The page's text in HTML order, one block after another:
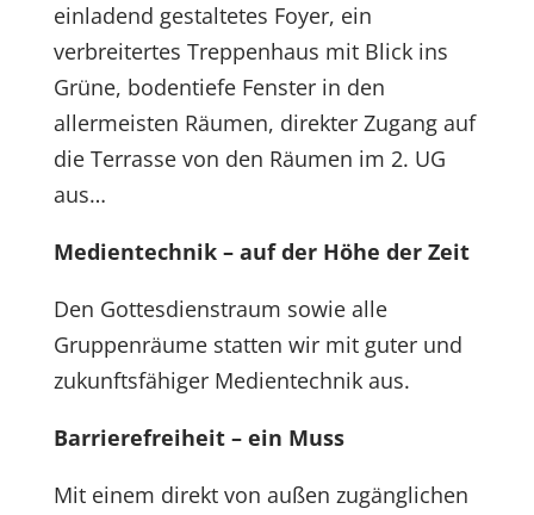
einladend gestaltetes Foyer, ein
verbreitertes Treppenhaus mit Blick ins
Grüne, bodentiefe Fenster in den
allermeisten Räumen, direkter Zugang auf
die Terrasse von den Räumen im 2. UG
aus…
Medientechnik – auf der Höhe der Zeit
Den Gottesdienstraum sowie alle
Gruppenräume statten wir mit guter und
zukunftsfähiger Medientechnik aus.
Barrierefreiheit – ein Muss
Mit einem direkt von außen zugänglichen